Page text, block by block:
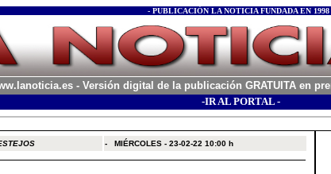
- PUBLICACIÓN LA NOTICIA FUNDADA EN 1998
- Versión digital de la publicación GRATUITA en
-IR AL PORTAL -
- MIÉRCOLES - 23-02-22 10:00 h